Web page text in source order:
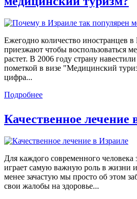
Ежегодно количество иностранцев в
приезжают чтобы воспользоваться
растет. В 2006 году страну
пометкой в визе "Медицинский
цифра...
Подробнее
Качественное лечение
Для каждого современного человека
играет самую важную роль в жизни
менее зачастую мы просто об этом
свои жалобы на здоровье...